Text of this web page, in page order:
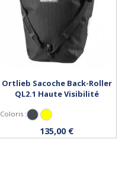
Personnaliser
Ortlieb Sacoche Back-Roller
QL2.1 Haute Visibilité
Coloris : Noir Jaune
135,00 €